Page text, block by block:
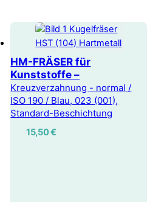
HM-FRÄSER für
Kunststoffe –
Kreuzverzahnung - normal /
ISO 190 / Blau, 023 (001),
Standard-Beschichtung
15,50€